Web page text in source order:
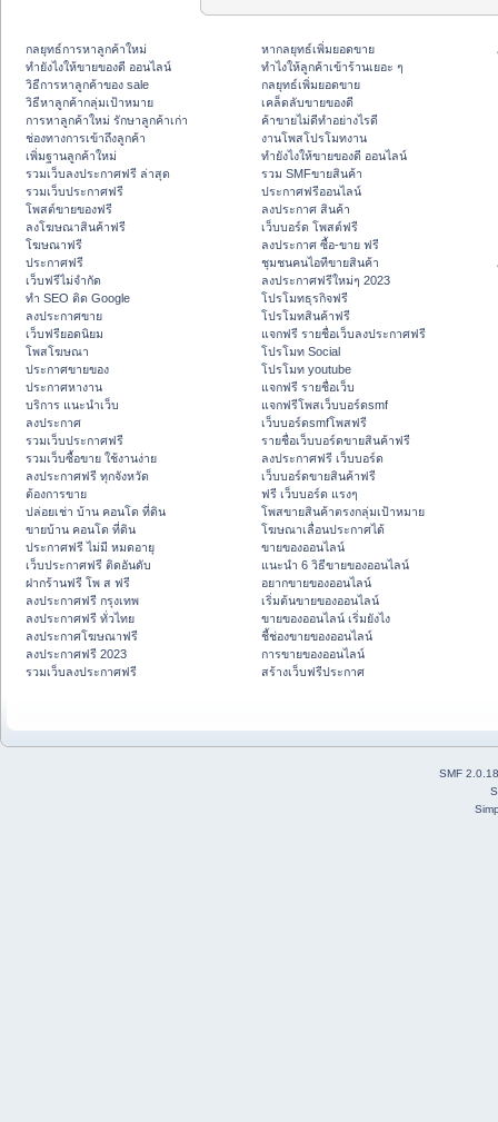
กลยุทธ์การหาลูกค้าใหม่
ทํายังไงให้ขายของดี ออนไลน์
วิธีการหาลูกค้าของ sale
วิธีหาลูกค้ากลุ่มเป้าหมาย
การหาลูกค้าใหม่ รักษาลูกค้าเก่า
ช่องทางการเข้าถึงลูกค้า
เพิ่มฐานลูกค้าใหม่
รวมเว็บลงประกาศฟรี ล่าสุด
รวมเว็บประกาศฟรี
โพสต์ขายของฟรี
ลงโฆษณาสินค้าฟรี
โฆษณาฟรี
ประกาศฟรี
เว็บฟรีไม่จำกัด
ทำ SEO ติด Google
ลงประกาศขาย
เว็บฟรียอดนิยม
โพสโฆษณา
ประกาศขายของ
ประกาศหางาน
บริการ แนะนำเว็บ
ลงประกาศ
รวมเว็บประกาศฟรี
รวมเว็บซื้อขาย ใช้งานง่าย
ลงประกาศฟรี ทุกจังหวัด
ต้องการขาย
ปล่อยเช่า บ้าน คอนโด ที่ดิน
ขายบ้าน คอนโด ที่ดิน
ประกาศฟรี ไม่มี หมดอายุ
เว็บประกาศฟรี ติดอันดับ
ฝากร้านฟรี โพ ส ฟรี
ลงประกาศฟรี กรุงเทพ
ลงประกาศฟรี ทั่วไทย
ลงประกาศโฆษณาฟรี
ลงประกาศฟรี 2023
รวมเว็บลงประกาศฟรี
หากลยุทธ์เพิ่มยอดขาย
ทําไงให้ลูกค้าเข้าร้านเยอะ ๆ
กลยุทธ์เพิ่มยอดขาย
เคล็ดลับขายของดี
ค้าขายไม่ดีทำอย่างไรดี
งานโพสโปรโมทงาน
ทํายังไงให้ขายของดี ออนไลน์
รวม SMFขายสินค้า
ประกาศฟรีออนไลน์
ลงประกาศ สินค้า
เว็บบอร์ด โพสต์ฟรี
ลงประกาศ ซื้อ-ขาย ฟรี
ชุมชนคนไอทีขายสินค้า
ลงประกาศฟรีใหม่ๆ 2023
โปรโมทธุรกิจฟรี
โปรโมทสินค้าฟรี
แจกฟรี รายชื่อเว็บลงประกาศฟรี
โปรโมท Social
โปรโมท youtube
แจกฟรี รายชื่อเว็บ
แจกฟรีโพสเว็บบอร์ดsmf
เว็บบอร์ดsmfโพสฟรี
รายชื่อเว็บบอร์ดขายสินค้าฟรี
ลงประกาศฟรี เว็บบอร์ด
เว็บบอร์ดขายสินค้าฟรี
ฟรี เว็บบอร์ด แรงๆ
โพสขายสินค้าตรงกลุ่มเป้าหมาย
โฆษณาเลื่อนประกาศได้
ขายของออนไลน์
แนะนำ 6 วิธีขายของออนไลน์
อยากขายของออนไลน์
เริ่มต้นขายของออนไลน์
ขายของออนไลน์ เริ่มยังไง
ชี้ช่องขายของออนไลน์
การขายของออนไลน์
สร้างเว็บฟรีประกาศ
SMF 2.0.18